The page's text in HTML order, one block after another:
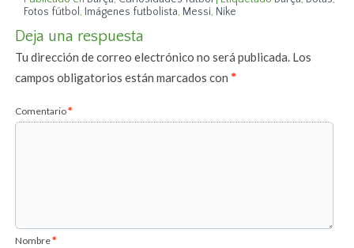
Fotos fútbol , Imágenes futbolista, Messi, Nike
Deja una respuesta
Tu dirección de correo electrónico no será publicada. Los
campos obligatorios están marcados con*
Comentario*
Nombre*